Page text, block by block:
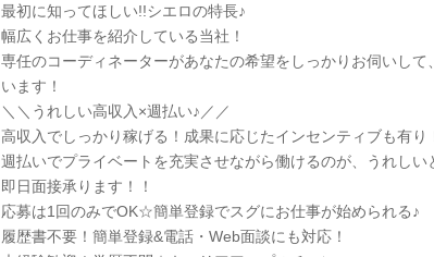
最初に知ってほしい!!シエロの特長♪
幅広くお仕事を紹介している当社！
専任のコーディネーターがあなたの希望をしっかりお伺いし
います！
＼＼うれしい高収入×週払い♪／／
高収入でしっかり稼げる！成果に応じたインセンティブも有
週払いでプライベートを充実させながら働けるのが、うれし
即日面接承ります！！
応募は1回のみでOK☆簡単登録でスグにお仕事が始められる♪
履歴書不要！簡単登録&電話・Web面談にも対応！